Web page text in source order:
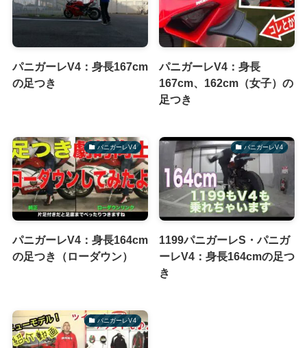
パニガーレV4：身長167cm
の足つき
パニガーレV4：身長
167cm、162cm（女子）の
足つき
パニガーレV4
パニガーレV4：身長164cm
の足つき（ローダウン）
パニガーレV4
1199パニガーレS・パニガ
ーレV4：身長164cmの足つ
き
パニガーレV4